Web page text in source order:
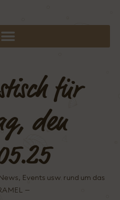
für
den
Events usw. rund um das
–